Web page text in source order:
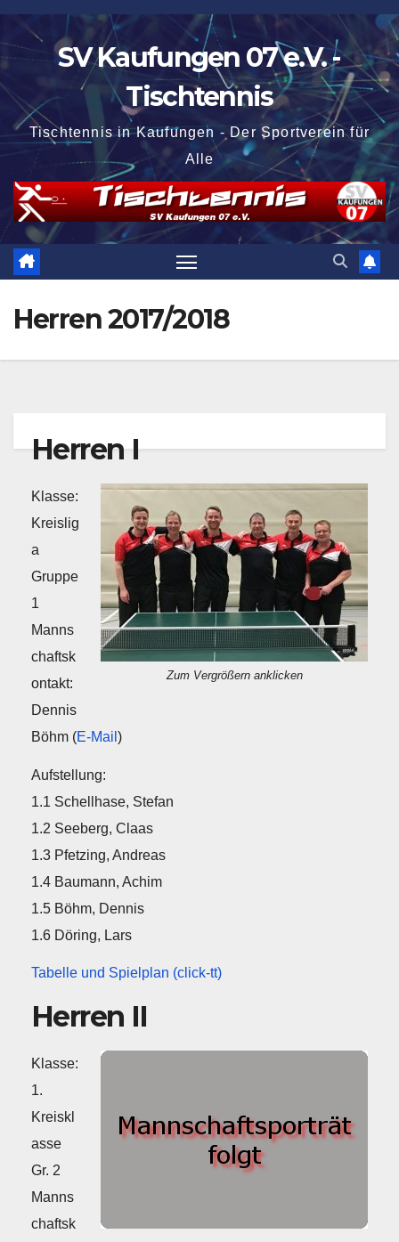
Zum
Inhalt
springen
SV Kaufungen 07 e.V. -
Tischtennis
Tischtennis in Kaufungen - Der Sportverein für
Alle
Herren 2017/2018
Herren I
Zum Vergrößern anklicken
Klasse:
Kreislig
a
Gruppe
1
Manns
chaftsk
ontakt:
Dennis
Böhm (E-Mail )
Aufstellung:
1.1 Schellhase, Stefan
1.2 Seeberg, Claas
1.3 Pfetzing, Andreas
1.4 Baumann, Achim
1.5 Böhm, Dennis
1.6 Döring, Lars
Tabelle und Spielplan (click-tt)
Herren II
Klasse:
1.
Kreiskl
asse
Gr. 2
Manns
chaftsk